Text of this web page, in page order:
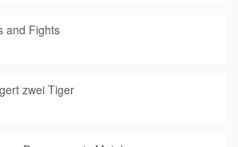
and Fights
zwei Tiger